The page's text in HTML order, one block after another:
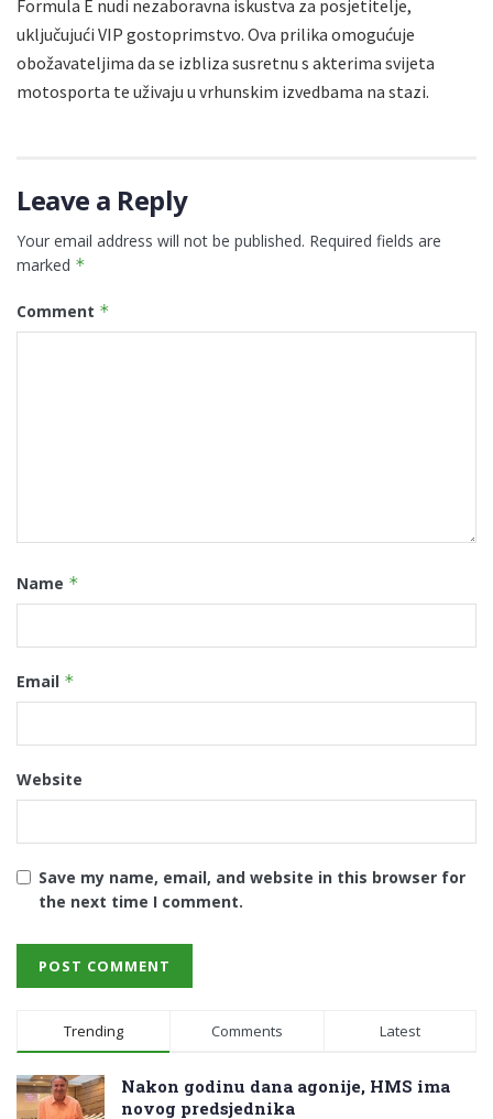
Formula E nudi nezaboravna iskustva za posjetitelje,
uključujući VIP gostoprimstvo. Ova prilika omogućuje
obožavateljima da se izbliza susretnu s akterima svijeta
motosporta te uživaju u vrhunskim izvedbama na stazi.
Leave a Reply
Your email address will not be published. Required fields are
marked *
Comment *
Name *
Email *
Website
Save my name, email, and website in this browser for
the next time I comment.
Trending Comments Latest
Nakon godinu dana agonije, HMS ima
novog predsjednika